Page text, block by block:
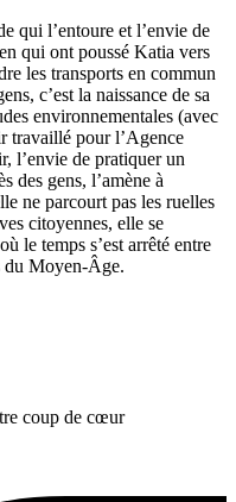
qui l’entoure et l’envie de
qui ont poussé Katia vers
les transports en commun
c’est la naissance de sa
environnementales (avec
travaillé pour l’Agence
l’envie de pratiquer un
des gens, l’amène à
ne parcourt pas les ruelles
citoyennes, elle se
le temps s’est arrêté entre
du Moyen-Âge.
coup de cœur